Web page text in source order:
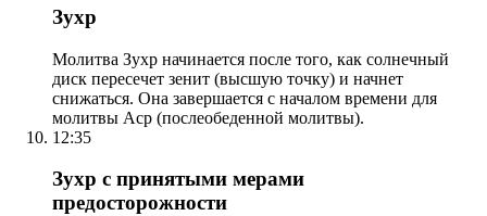
Зухр
Молитва Зухр начинается после того, как солнечный
диск пересечет зенит (высшую точку) и начнет
снижаться. Она завершается с началом времени для
молитвы Аср (послеобеденной молитвы).
12:35
Зухр с принятыми мерами
предосторожности